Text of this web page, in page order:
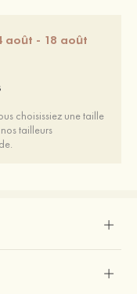
août - 18 août
choisissiez une taille
tailleurs